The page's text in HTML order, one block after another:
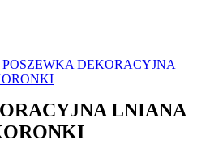
POSZEWKA DEKORACYJNA
LNIANA